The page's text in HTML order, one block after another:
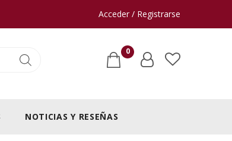
Acceder / Registrarse
0
NOTICIAS Y RESEÑAS